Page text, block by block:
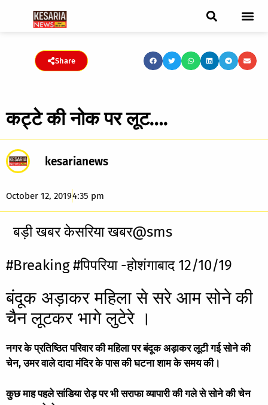
Share
कट्टे की नोक पर लूट….
kesarianews
October 12, 20194:35 pm
बड़ी खबर केसरिया खबर@sms
#Breaking #पिपरिया -होशंगाबाद 12/10/19
बंदूक अड़ाकर महिला से सरे आम सोने की
चैन लूटकर भागे लुटेरे ।
नगर के प्रतिष्ठित परिवार की महिला पर बंदूक अड़ाकर लूटी गई सोने की
चेन, उमर वाले दादा मंदिर के पास की घटना शाम के समय की।
कुछ माह पहले सांडिया रोड़ पर भी सराफा व्यापारी की गले से सोने की चेन